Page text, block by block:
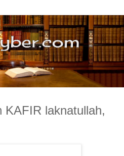
KAFIR laknatullah,